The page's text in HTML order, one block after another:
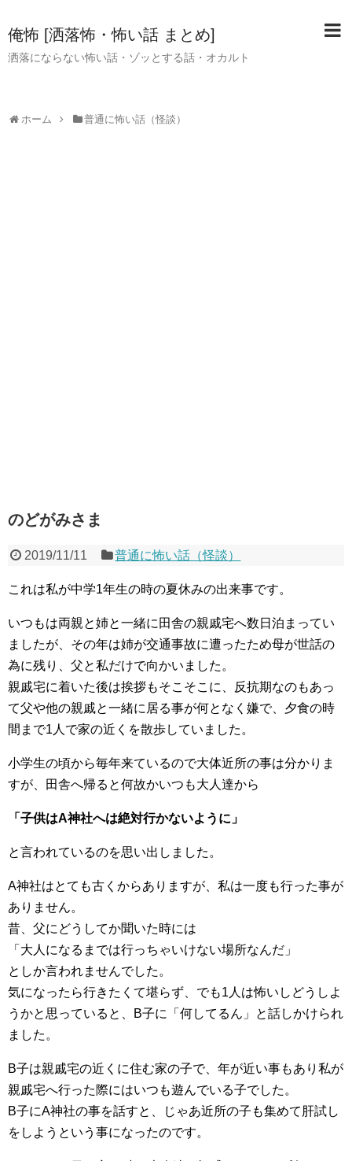
俺怖 [洒落怖・怖い話 まとめ]
洒落にならない怖い話・ゾッとする話・オカルト
ホーム 普通に怖い話（怪談）
のどがみさま
2019/11/11 普通に怖い話（怪談）
これは私が中学1年生の時の夏休みの出来事です。
いつもは両親と姉と一緒に田舎の親戚宅へ数日泊まってい
ましたが、その年は姉が交通事故に遭ったため母が世話の
為に残り、父と私だけで向かいました。
親戚宅に着いた後は挨拶もそこそこに、反抗期なのもあっ
て父や他の親戚と一緒に居る事が何となく嫌で、夕食の時
間まで1人で家の近くを散歩していました。
小学生の頃から毎年来ているので大体近所の事は分かりま
すが、田舎へ帰ると何故かいつも大人達から
「子供はA神社へは絶対行かないように」
と言われているのを思い出しました。
A神社はとても古くからありますが、私は一度も行った事が
ありません。
昔、父にどうしてか聞いた時には
「大人になるまでは行っちゃいけない場所なんだ」
としか言われませんでした。
気になったら行きたくて堪らず、でも1人は怖いしどうしよ
うかと思っていると、B子に「何してるん」と話しかけられ
ました。
B子は親戚宅の近くに住む家の子で、年が近い事もあり私が
親戚宅へ行った際にはいつも遊んでいる子でした。
B子にA神社の事を話すと、じゃあ近所の子も集めて肝試し
をしようという事になったのです。